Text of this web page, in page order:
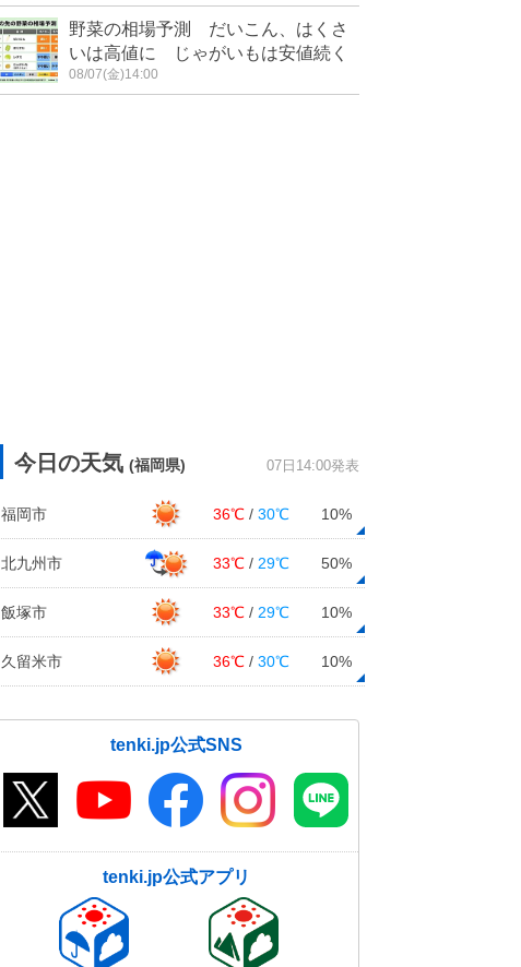
野菜の相場予測 だいこん、はくさ
いは高値に じゃがいもは安値続く
08/07(金)14:00
今日の天気 (福岡県) 07日14:00発表
福岡市 36℃ /30℃ 10%
北九州市 33℃ / 29℃ 50%
飯塚市 33℃ / 29℃ 10%
久留米市 36℃ /30℃ 10%
tenki.jp公式SNS
tenki.jp公式アプリ